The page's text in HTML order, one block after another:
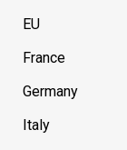
EU
France
Germany
Italy